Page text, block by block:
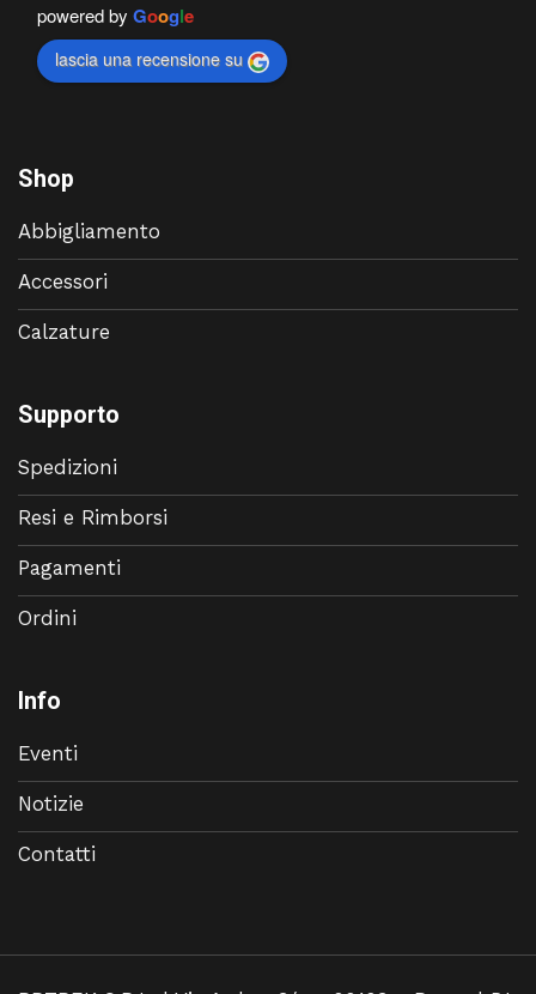
powered by Google
lascia una recensione su
Shop
Abbigliamento
Accessori
Calzature
Supporto
Spedizioni
Resi e Rimborsi
Pagamenti
Ordini
Info
Eventi
Notizie
Contatti